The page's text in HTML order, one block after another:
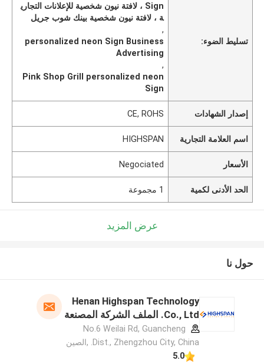
تسليط الضوء:
Sign ، لافتة نيون شخصية للإعلانات التجاري
ة ، لافتة نيون شخصية بينك شوب جريل
,
personalized neon Sign Business
Advertising
,
Pink Shop Grill personalized neon
Sign
إصدار الشهادات CE, ROHS
اسم العلامة التجارية HIGHSPAN
الأسعار Negociated
الحد الأدنى لكمية 1 مجموعة
عرض المزيد
حول نا
Henan Highspan Technology
Co., Ltd. الملف الشركة المصنعة
No.6 Weilai Rd, Guancheng
Dist., Zhengzhou City, China. ,الصين
5.0